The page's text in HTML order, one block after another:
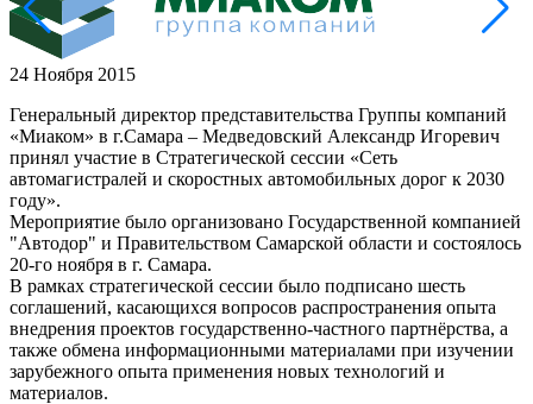
24 Ноября 2015
Генеральный директор представительства Группы компаний
«Миаком» в г.Самара – Медведовский Александр Игоревич
принял участие в Стратегической сессии «Сеть
автомагистралей и скоростных автомобильных дорог к 2030
году».
Мероприятие было организовано Государственной компанией
"Автодор" и Правительством Самарской области и состоялось
20-го ноября в г. Самара.
В рамках стратегической сессии было подписано шесть
соглашений, касающихся вопросов распространения опыта
внедрения проектов государственно-частного партнёрства, а
также обмена информационными материалами при изучении
зарубежного опыта применения новых технологий и
материалов.